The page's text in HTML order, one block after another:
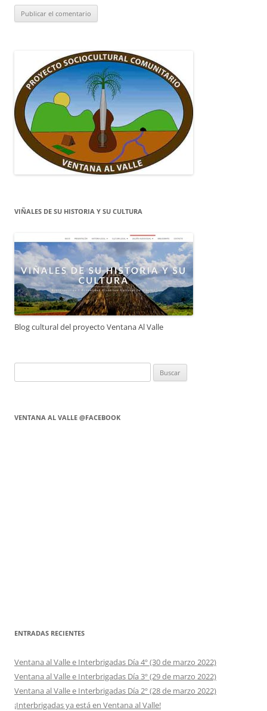
VIÑALES DE SU HISTORIA Y SU CULTURA
Blog cultural del proyecto Ventana Al Valle
VENTANA AL VALLE @FACEBOOK
ENTRADAS RECIENTES
Ventana al Valle e Interbrigadas Día 4º (30 de marzo 2022)
Ventana al Valle e Interbrigadas Día 3º (29 de marzo 2022)
Ventana al Valle e Interbrigadas Día 2º (28 de marzo 2022)
¡Interbrigadas ya está en Ventana al Valle!